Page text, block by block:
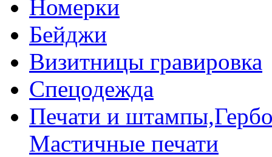
Номерки
Бейджи
Визитницы гравировка
Спецодежда
Печати и
Мастичные печати